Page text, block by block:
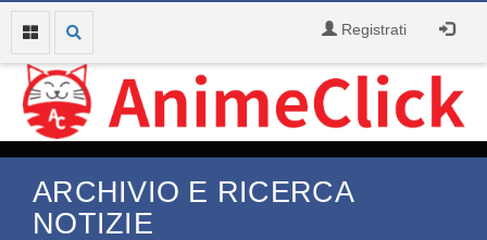
Registrati
ARCHIVIO E RICERCA
NOTIZIE